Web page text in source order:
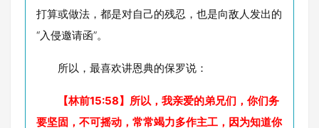
打算或做法，都是对自己的残忍，也是向敌人发出的
“入侵邀请函”。
所以，最喜欢讲恩典的保罗说：
【林前15:58】所以，我亲爱的弟兄们，你们务
要坚固，不可摇动，常常竭力多作主工，因为知道你